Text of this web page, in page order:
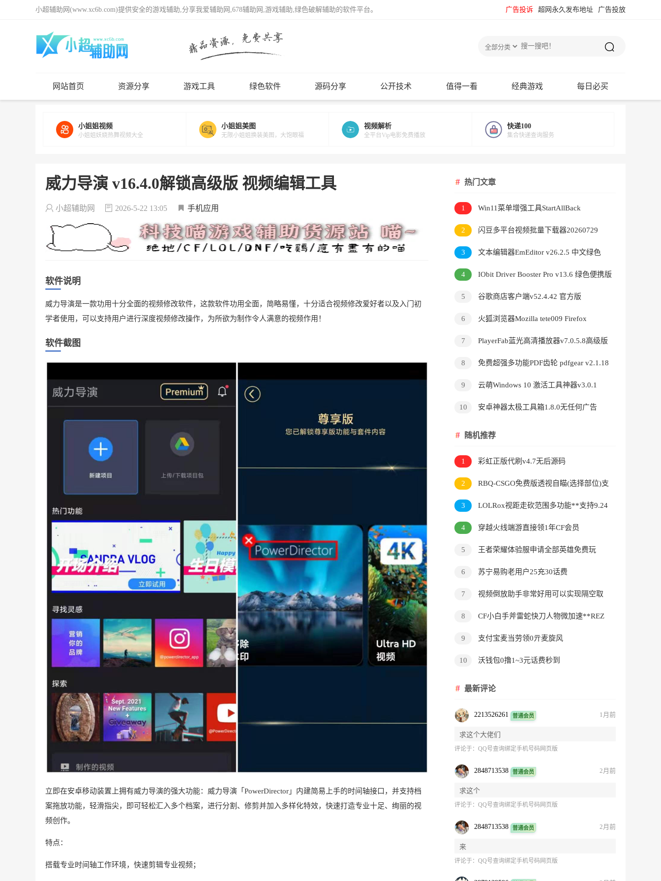
小超辅助网(www.xc6b.com)提供安全的游戏辅助,分享我爱辅助网,678辅助网,游戏辅助,绿色破解辅助的软件平台。 广告投放
超网永久发布地址
广告投诉
网站首页 资源分享 游戏工具 绿色软件 源码分享 公开技术 值得一看 经典游戏 每日必买
小姐姐视频
小姐姐妖娆热舞视频大全
小姐姐美图
无限小姐姐换装美图，大饱眼福
视频解析
全平台Vip电影免费播放
快递100
集合快递查询服务
威力导演 v16.4.0解锁高级版 视频编辑工具
小超辅助网 2026-5-22 13:05 手机应用
软件说明
威力导演是一款功用十分全面的视频修改软件，这款软件功用全面，简略易懂，十分适合视频修改爱好者以及入门初
学者使用，可以支持用户进行深度视频修改操作，为所欲为制作令人满意的视频作用！
软件截图
立即在安卓移动装置上拥有威力导演的强大功能：威力导演「PowerDirector」内建简易上手的时间轴接口，并支持档
案拖放功能，轻滑指尖，即可轻松汇入多个档案，进行分割、修剪并加入多样化特效，快速打造专业十足、绚丽的视
频创作。
特点：
搭载专业时间轴工作环境，快速剪辑专业视频；
热门文章
1
Win11菜单增强工具StartAllBack
v3.9.24.5378直装版
2
闪豆多平台视频批量下载器20260729
3
文本编辑器EmEditor v26.2.5 中文绿色
版
4
IObit Driver Booster Pro v13.6 绿色便携版
5 谷歌商店客户端v52.4.42 官方版
6
火狐浏览器Mozilla tete009 Firefox
7
PlayerFab蓝光高清播放器v7.0.5.8高级版
8 免费超强多功能PDF齿轮 pdfgear v2.1.18
9 云萌Windows 10 激活工具神器v3.0.1
10 安卓神器太极工具箱1.8.0无任何广告
随机推荐
1 彩虹正版代刷v4.7无后源码
2
RBQ-CSGO免费版透视自瞄(选择部位)支
持吃鸡模式12.14可用
3
LOLRox视距走砍范围多功能**支持9.24
4 穿越火线端游直接领1年CF会员
5 王者荣耀体验服申请全部英雄免费玩
6 苏宁易购老用户25充30话费
7
视频倒放助手非常好用可以实现隔空取
8
CF小白手斧雷蛇快刀人物微加速**REZ
9 支付宝麦当劳领0亓麦旋风
10 沃钱包0撸1~3元话费秒到
最新评论
2213526261 普通会员 1月前
求这个大佬们
评论于：QQ号查询绑定手机号码网页版
2848713538 普通会员 2月前
求这个
评论于：QQ号查询绑定手机号码网页版
2848713538 普通会员 2月前
来
评论于：QQ号查询绑定手机号码网页版